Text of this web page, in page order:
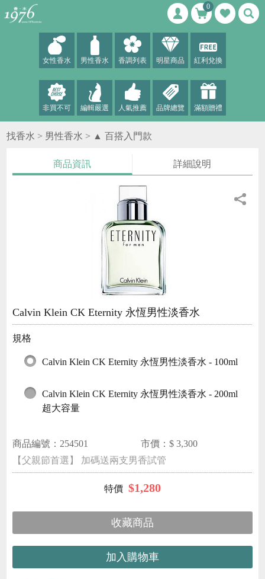
0
女性香水 男性香水 香調列表 明星商品 紅利兌換
非買不可 編輯嚴選 人氣推薦 品牌總覽 滿額贈禮
找香水 > 男性香水 > ▲ 百搭入門款
商品資訊 詳細說明
Calvin Klein CK Eternity 永恆男性淡香水
規格
Calvin Klein CK Eternity 永恆男性淡香水 - 100ml
Calvin Klein CK Eternity 永恆男性淡香水 - 200ml
超大容量
商品編號： 254501 市價：$3,300
【父親節首選】 加碼送兩支男香試管
$1,280
收藏商品
加入購物車